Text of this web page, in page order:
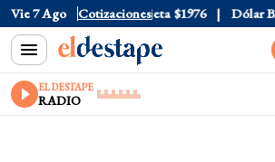
Vie 7 Ago Cotizaciones
$1520 Dólar Tarjeta $1976 Dólar Blue
EL DESTAPE
RADIO